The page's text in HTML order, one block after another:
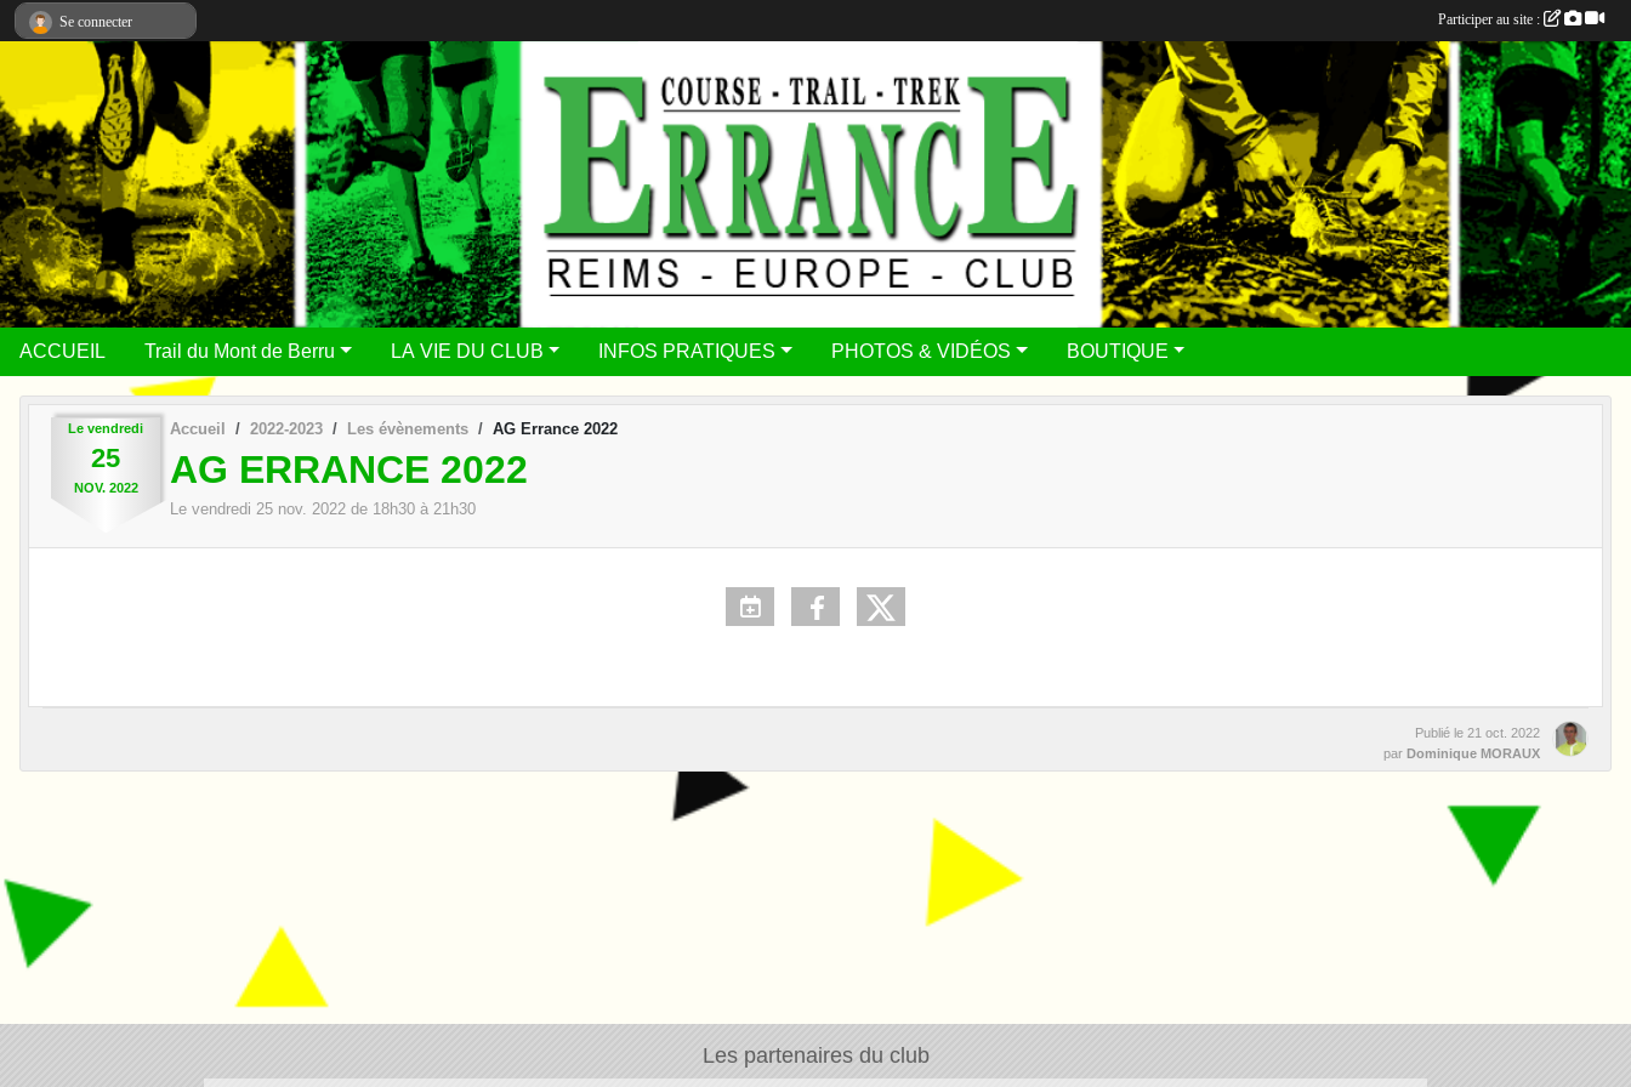
ACCUEIL Trail du Mont de Berru LA VIE DU CLUB INFOS PRATIQUES PHOTOS & VIDÉOS BOUTIQUE
Le vendredi
25
NOV. 2022
Accueil 2022-2023 Les évènements AG Errance 2022
AG ERRANCE 2022
Le vendredi 25 nov. 2022 de 18h30 à 21h30
Publié le 21 oct. 2022
par Dominique MORAUX
Les partenaires du club
Se connecter Participer au site :
Panneau de gestion des cookies